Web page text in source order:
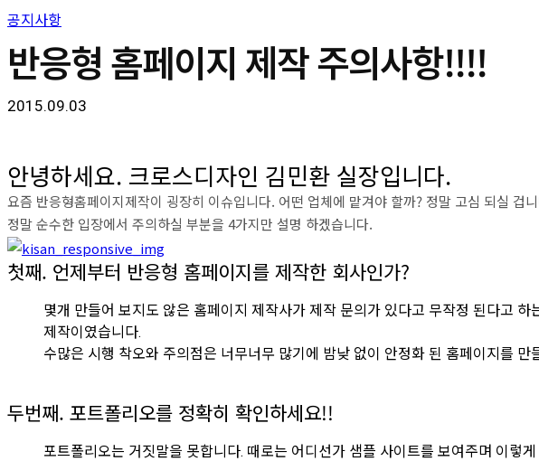
공지사항
반응형 홈페이지 제작 주의사항!!!!
2015.09.03
안녕하세요. 크로스디자인 김민환 실장입니다.
요즘 반응형홈페이지제작이 굉장히 이슈입니다. 어떤 업체에 맡겨야 할까? 정말 고심 되실 겁
정말 순수한 입장에서 주의하실 부분을 4가지만 설명 하겠습니다.
첫째. 언제부터 반응형 홈페이지를 제작한 회사인가?
몇개 만들어 보지도 않은 홈페이지 제작사가 제작 문의가 있다고 무작정 된다고
제작이였습니다.
수많은 시행 착오와 주의점은 너무너무 많기에 밤낮 없이 안정화 된 홈페이지를 만
두번째. 포트폴리오를 정확히 확인하세요!!
포트폴리오는 거짓말을 못합니다. 때로는 어디선가 샘플 사이트를 보여주며 이렇